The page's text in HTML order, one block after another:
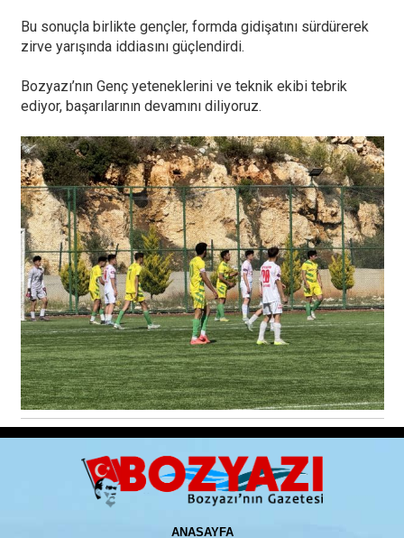
Bu sonuçla birlikte gençler, formda gidişatını sürdürerek
zirve yarışında iddiasını güçlendirdi.
Bozyazı’nın Genç yeteneklerini ve teknik ekibi tebrik
ediyor, başarılarının devamını diliyoruz.
ANASAYFA